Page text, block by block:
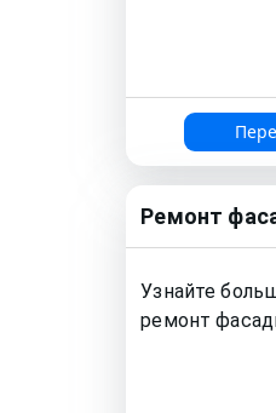
Ремонт
Узнайте
ремонт